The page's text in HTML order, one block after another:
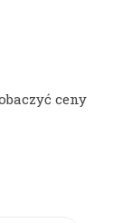
ceny